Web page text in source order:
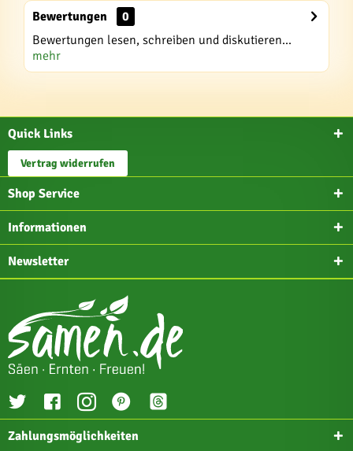
Bewertungen
0
Bewertungen lesen, schreiben und diskutieren...
mehr
Quick Links
Vertrag widerrufen
Shop Service
Informationen
Newsletter
Zahlungsmöglichkeiten